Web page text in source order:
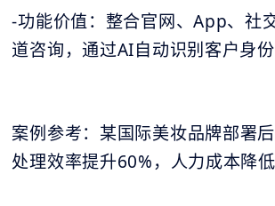
-功能价值：整合官网、App、社
道咨询，通过AI自动识别客户身
案例参考：某国际美妆品牌部署
处理效率提升60%，人力成本降